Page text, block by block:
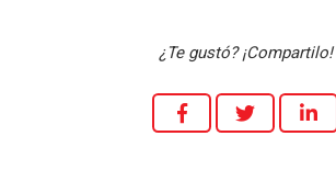
¿Te gustó? ¡Compartilo!